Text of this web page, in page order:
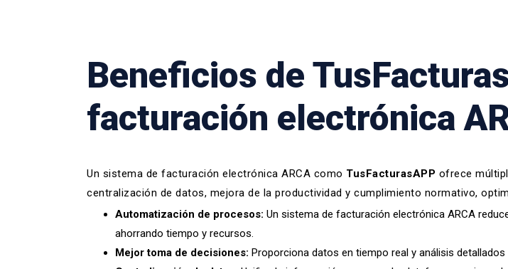
Beneficios de
facturación electrónica
Un sistema de facturación electrónica ARCA como TusFacturasAPP ofrece
centralización de datos, mejora de la productividad y cumplimiento normativo,
Automatización de procesos: Un sistema de facturación electrónica ARCA
ahorrando tiempo y recursos.
Mejor toma de decisiones: Proporciona datos en tiempo real y análisis